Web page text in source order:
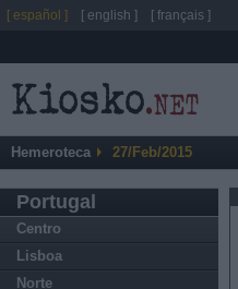
Hemeroteca 27/Feb/2015
Portugal
Centro
Lisboa
Norte
[ español ] [ english ] [ français ]